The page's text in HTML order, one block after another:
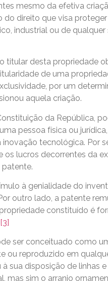
mesmo da efetiva
direito que visa
industrial ou de
titular desta propriedade
de uma
por um
aquela criação.
da República,
pessoa física ou
tecnológica. Por
lucros decorrentes da
à genialidade do
outro lado, a patente
constituído é
[3]
ser conceituado como
ou reproduzido em
sua disposição de linhas
mas sim o arranjo